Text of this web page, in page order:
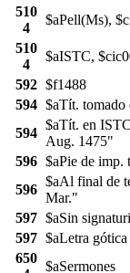
510
4
$aPell(Ms),
510
4
$aISTC,
592 $f1488
594 $aTít. tomado
594
$aTít. en
Aug. 1475"
596 $aPie de imp.
596
$aAl final de
Mar."
597 $aSin
597 $aLetra gótica
650
$aSermones